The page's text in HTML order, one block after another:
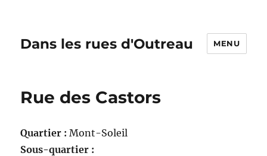
Dans les rues d'Outreau MENU
Rue des Castors
Quartier : Mont-Soleil
Sous-quartier :